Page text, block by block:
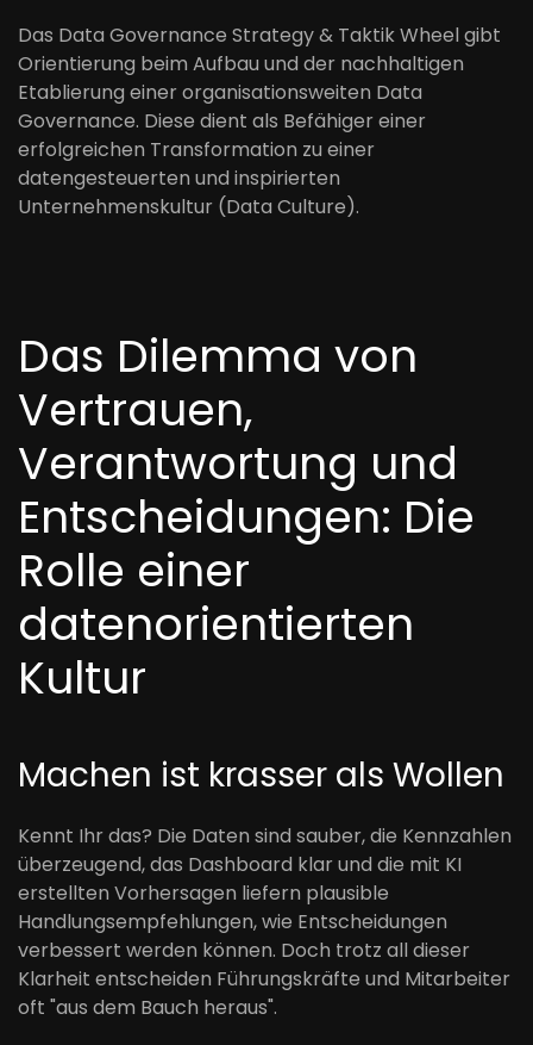
Das Data Governance Strategy & Taktik Wheel gibt
Orientierung beim Aufbau und der nachhaltigen
Etablierung einer organisationsweiten Data
Governance. Diese dient als Befähiger einer
erfolgreichen Transformation zu einer
datengesteuerten und inspirierten
Unternehmenskultur (Data Culture).
Das Dilemma von
Vertrauen,
Verantwortung und
Entscheidungen: Die
Rolle einer
datenorientierten
Kultur
Machen ist krasser als Wollen
Kennt Ihr das? Die Daten sind sauber, die Kennzahlen
überzeugend, das Dashboard klar und die mit KI
erstellten Vorhersagen liefern plausible
Handlungsempfehlungen, wie Entscheidungen
verbessert werden können. Doch trotz all dieser
Klarheit entscheiden Führungskräfte und Mitarbeiter
oft "aus dem Bauch heraus".